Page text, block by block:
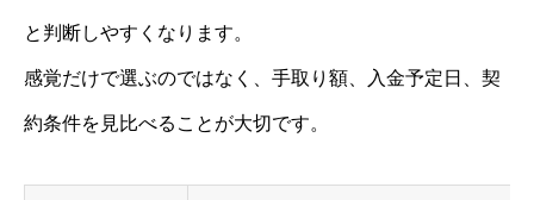
と判断しやすくなります。
感覚だけで選ぶのではなく、手取り額、入金予定日、契
約条件を見比べることが大切です。